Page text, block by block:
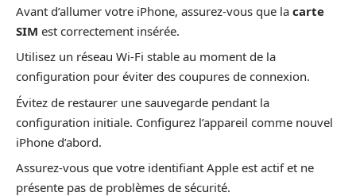
Avant d’allumer votre iPhone, assurez-vous que la carte
SIM est correctement insérée.
Utilisez un réseau Wi-Fi stable au moment de la
configuration pour éviter des coupures de connexion.
Évitez de restaurer une sauvegarde pendant la
configuration initiale. Configurez l’appareil comme nouvel
iPhone d’abord.
Assurez-vous que votre identifiant Apple est actif et ne
présente pas de problèmes de sécurité.